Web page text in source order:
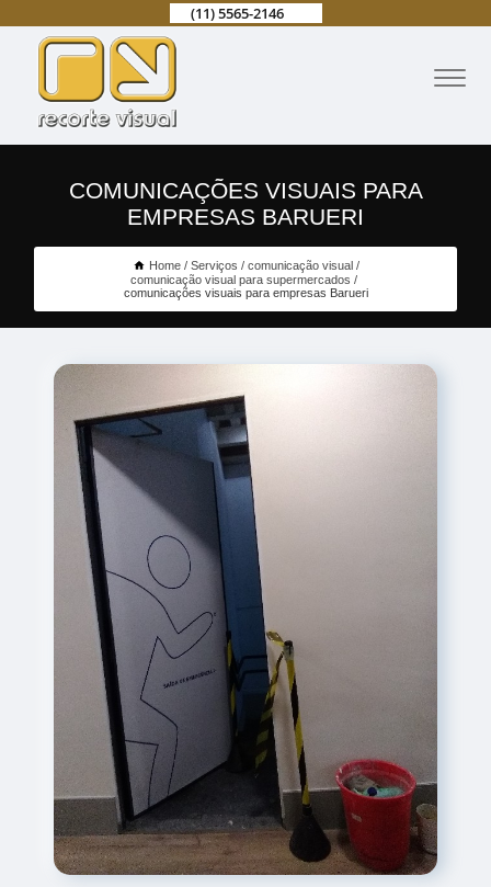
(11) 5565-2146
COMUNICAÇÕES VISUAIS PARA
EMPRESAS BARUERI
Home Serviços
comunicação visual
comunicação visual para supermercados
comunicações visuais para empresas Barueri